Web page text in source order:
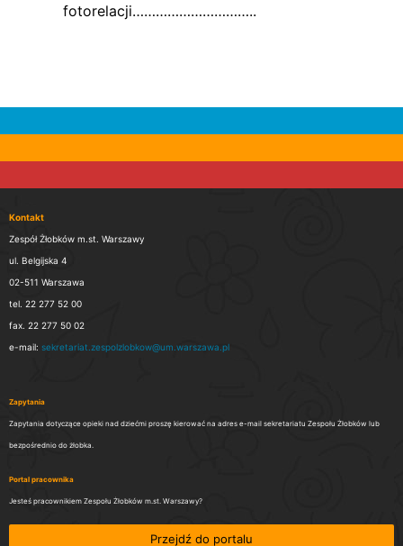
fotorelacji…………………………..
Kontakt
Zespół Żłobków m.st. Warszawy
ul. Belgijska 4
02-511 Warszawa
tel. 22 277 52 00
fax. 22 277 50 02
e-mail: sekretariat.zespolzlobkow@um.warszawa.pl
Zapytania
Zapytania dotyczące opieki nad dziećmi proszę kierować na adres e-mail sekretariatu Zespołu Żłobków lub
bezpośrednio do żłobka.
Portal pracownika
Jesteś pracownikiem Zespołu Żłobków m.st. Warszawy?
Przejdź do portalu